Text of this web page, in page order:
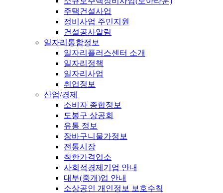
주택건설사업
정비사업 주민지원
건설공사알림
일자리통합정보
일자리플러스센터 소개
일자리정책
일자리사업
취업정보
산업/경제
소비자 종합정보
도봉구 상공회
유통 정보
장바구니물가정보
전통시장
착한가격업소
사회적경제기업 안내
대부(중개)업 안내
소상공인 개인정보 보호수칙